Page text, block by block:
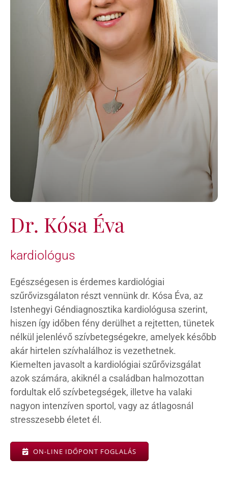
KAPCSOLAT
Dr. Kósa Éva
kardiológus
Egészségesen is érdemes kardiológiai
szűrővizsgálaton részt vennünk dr. Kósa Éva, az
Istenhegyi Géndiagnosztika kardiológusa szerint,
hiszen így időben fény derülhet a rejtetten, tünetek
nélkül jelenlévő szívbetegségekre, amelyek később
akár hirtelen szívhalálhoz is vezethetnek.
Kiemelten javasolt a kardiológiai szűrővizsgálat
azok számára, akiknél a családban halmozottan
fordultak elő szívbetegségek, illetve ha valaki
nagyon intenzíven sportol, vagy az átlagosnál
stresszesebb életet él.
ON-LINE IDŐPONT FOGLALÁS